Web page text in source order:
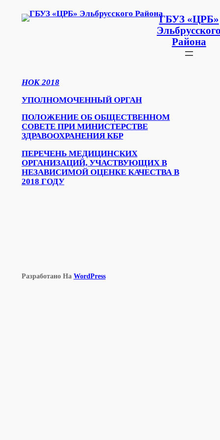
ГБУЗ «ЦРБ»
Района
НОК 2018
УПОЛНОМОЧЕННЫЙ ОРГАН
ПОЛОЖЕНИЕ ОБ ОБЩЕСТВЕННОМ
СОВЕТЕ ПРИ МИНИСТЕРСТВЕ
ЗДРАВООХРАНЕНИЯ КБР
ПЕРЕЧЕНЬ МЕДИЦИНСКИХ
ОРГАНИЗАЦИЙ, УЧАСТВУЮЩИХ В
НЕЗАВИСИМОЙ ОЦЕНКЕ КАЧЕСТВА В
2018 ГОДУ
Разработано На WordPress